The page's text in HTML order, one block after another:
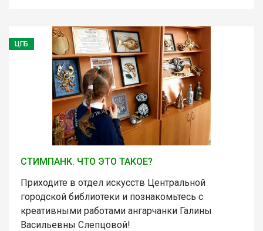
ЦГБ
СТИМПАНК. ЧТО ЭТО ТАКОЕ?
Приходите в отдел искусств Центральной
городской библиотеки и познакомьтесь с
креативными работами ангарчанки Галины
Васильевны Слепцовой!